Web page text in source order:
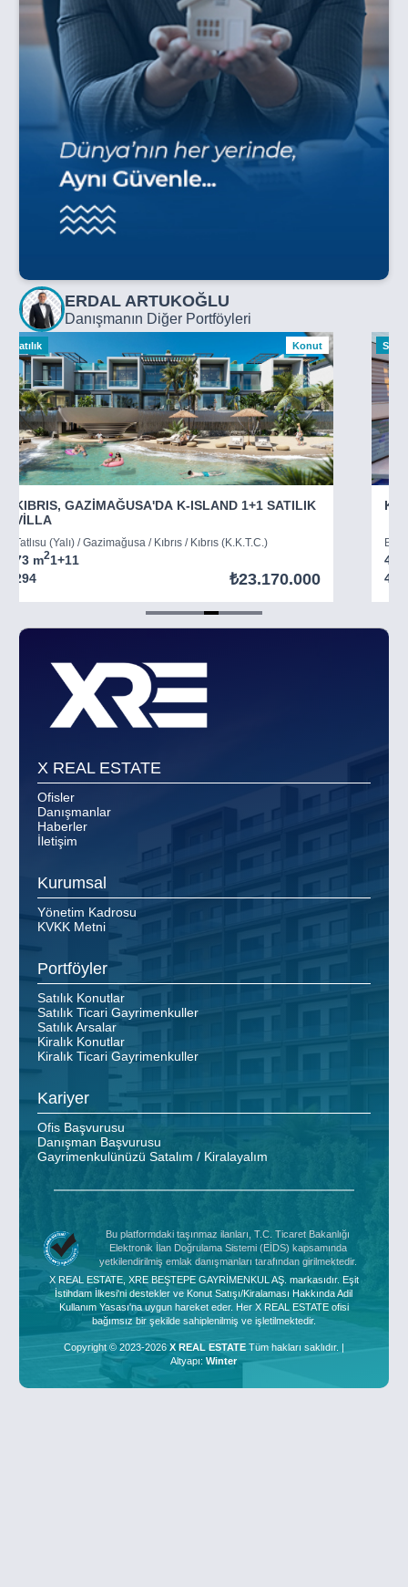
ERDAL ARTUKOĞLU
Danışmanın Diğer Portföyleri
Satılık Konut
KIBRIS, GAZİMAĞUSA'DA K-ISLAND 1+1 SATILIK
VİLLA
Tatlısu (Yalı) / Gazimağusa / Kıbrıs / Kıbrıs (K.K.T.C.)
73 m21+11
294
₺23.170.000
45
403
of
X REAL ESTATE
Ofisler
Danışmanlar
Haberler
İletişim
Kurumsal
Yönetim Kadrosu
KVKK Metni
Portföyler
Satılık Konutlar
Satılık Ticari Gayrimenkuller
Satılık Arsalar
Kiralık Konutlar
Kiralık Ticari Gayrimenkuller
Kariyer
Ofis Başvurusu
Danışman Başvurusu
Gayrimenkulünüzü Satalım / Kiralayalım
Bu platformdaki taşınmaz ilanları, T.C. Ticaret Bakanlığı
Elektronik İlan Doğrulama Sistemi (EİDS) kapsamında
yetkilendirilmiş emlak danışmanları tarafından girilmektedir.
X REAL ESTATE, XRE BEŞTEPE GAYRİMENKUL AŞ. markasıdır. Eşit
İstihdam İlkesi'ni destekler ve Konut Satışı/Kiralaması Hakkında Adil
Kullanım Yasası'na uygun hareket eder. Her X REAL ESTATE ofisi
bağımsız bir şekilde sahiplenilmiş ve işletilmektedir.
Copyright © 2023-2026X REAL ESTATETüm hakları saklıdır. |
Altyapı:Winter